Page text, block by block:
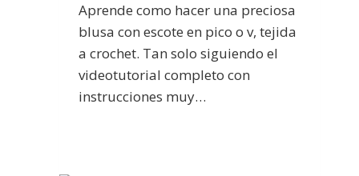
Aprende como hacer una preciosa
blusa con escote en pico o v, tejida
a crochet. Tan solo siguiendo el
videotutorial completo con
instrucciones muy…